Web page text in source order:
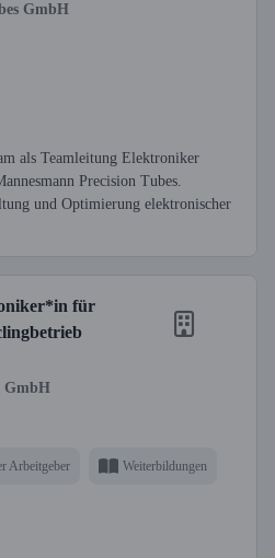
GmbH
als Teamleitung Elektroniker
Precision Tubes.
und Optimierung elektronischer
für
GmbH
Arbeitgeber Weiterbildungen